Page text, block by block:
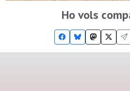
Ho vols